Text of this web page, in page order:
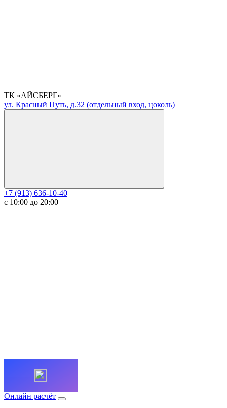
ТК «АЙСБЕРГ»
ул. Красный Путь, д.32 (отдельный вход, цоколь)
+7 (913) 636-10-40
с 10:00 до 20:00
Онлайн расчёт